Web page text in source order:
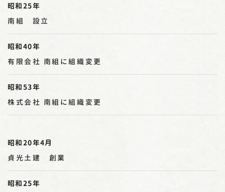
昭和25年
南組 設立
昭和40年
有限会社 南組に組織変更
昭和53年
株式会社 南組に組織変更
昭和20年4月
貞光土建 創業
昭和25年